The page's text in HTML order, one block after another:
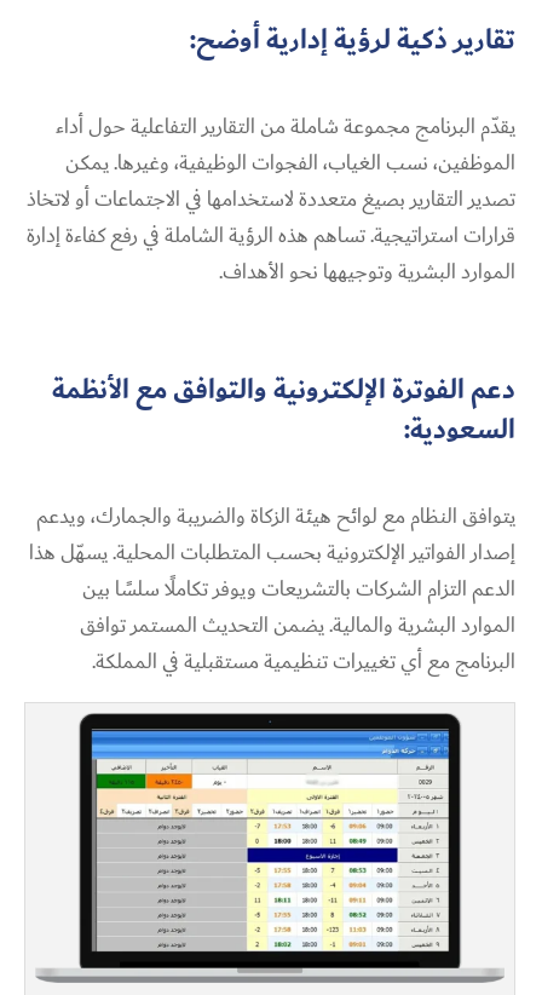
تقارير ذكية لرؤية إدارية أوضح:
يقدّم البرنامج مجموعة شاملة من التقارير التفاعلية حول أداء
الموظفين، نسب الغياب، الفجوات الوظيفية، وغيرها. يمكن
تصدير التقارير بصيغ متعددة لاستخدامها في الاجتماعات أو لاتخاذ
قرارات استراتيجية. تساهم هذه الرؤية الشاملة في رفع كفاءة إدارة
الموارد البشرية وتوجيهها نحو الأهداف.
دعم الفوترة الإلكترونية والتوافق مع الأنظمة
السعودية:
يتوافق النظام مع لوائح هيئة الزكاة والضريبة والجمارك، ويدعم
إصدار الفواتير الإلكترونية بحسب المتطلبات المحلية. يسهّل هذا
الدعم التزام الشركات بالتشريعات ويوفر تكاملًا سلسًا بين
الموارد البشرية والمالية. يضمن التحديث المستمر توافق
البرنامج مع أي تغييرات تنظيمية مستقبلية في المملكة.